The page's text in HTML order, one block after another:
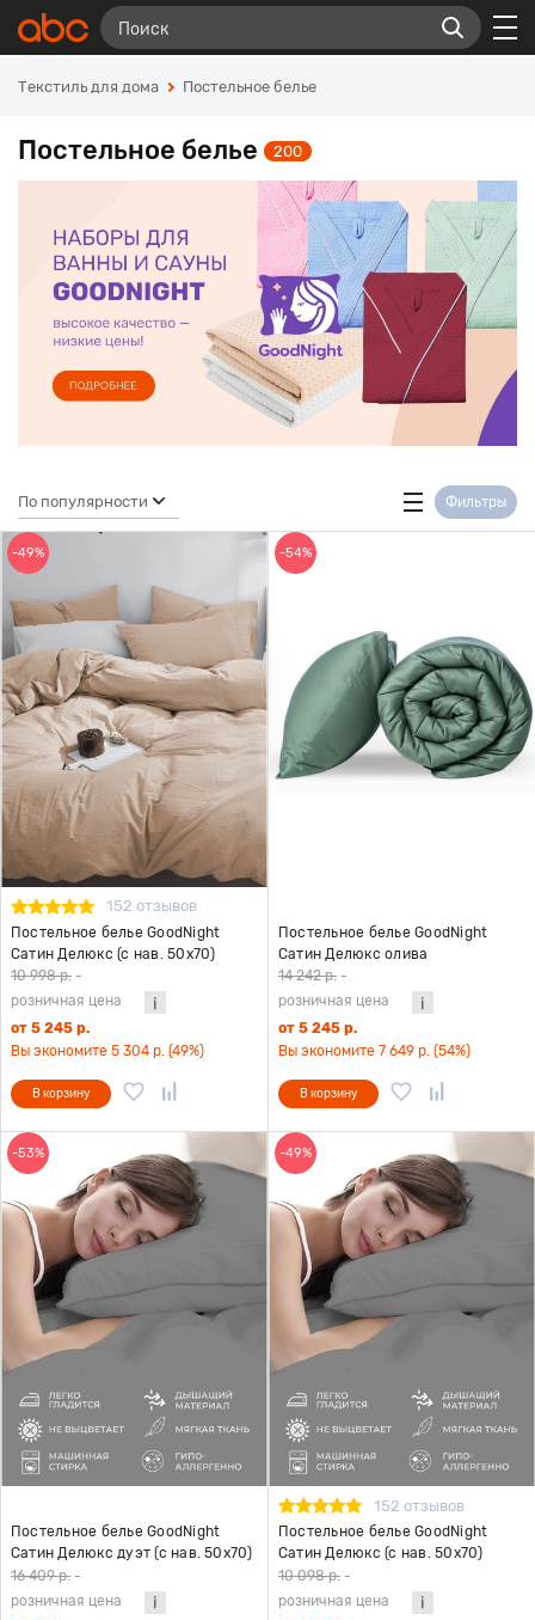
Текстиль для дома Постельное белье
Постельное белье 200
По популярности Фильтры
-49%
152 отзывов
Постельное белье GoodNight
Сатин Делюкс (с нав. 50х70)
бежевый
10 998 р. -
розничная цена
от 5 245 р.
Вы экономите 5 304 р. (49%)
В корзину
-54%
Постельное белье GoodNight
Сатин Делюкс олива
14 242 р. -
розничная цена
от 5 245 р.
Вы экономите 7 649 р. (54%)
В корзину
-53%
Постельное белье GoodNight
Сатин Делюкс дуэт (с нав. 50х70)
серый
16 409 р. -
розничная цена
-49%
152 отзывов
Постельное белье GoodNight
Сатин Делюкс (с нав. 50х70)
серый
10 098 р. -
розничная цена